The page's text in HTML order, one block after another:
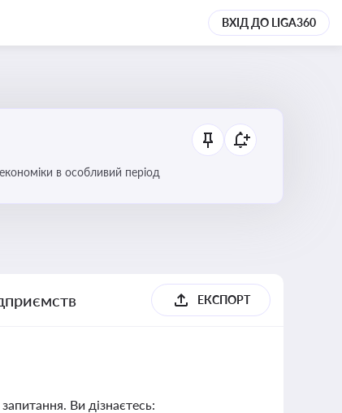
ВХІД ДО LIGA360
в особливий період
ЕКСПОРТ
Ви дізнаєтесь: